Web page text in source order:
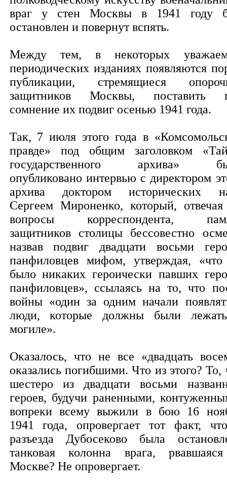
враг у стен Москвы в 1941 году
остановлен и повернут вспять.
Между тем, в некоторых
периодических изданиях появляются
публикации, стремящиеся
защитников Москвы, поставить
сомнение их подвиг осенью 1941 года.
Так, 7 июля этого года в
правде» под общим заголовком
государственного архива»
опубликовано интервью с директором
архива доктором исторических
Сергеем Мироненко, который,
вопросы корреспондента,
защитников столицы бессовестно
назвав подвиг двадцати восьми
панфиловцев мифом, утверждая,
было никаких героически павших
панфиловцев», ссылаясь на то, что
войны «один за одним начали
люди, которые должны были
могиле».
Оказалось, что не все «двадцать
оказались погибшими. Что из этого? То,
шестеро из двадцати восьми
героев, будучи раненными,
вопреки всему выжили в бою 16
1941 года, опровергает тот факт,
разъезда Дубосеково была
танковая колонна врага,
Москве? Не опровергает.